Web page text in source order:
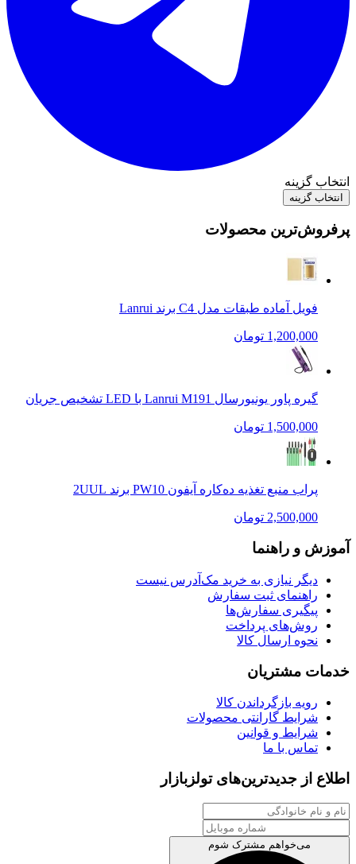
انتخاب گزینه
انتخاب گزینه
پرفروش‌ترین محصولات
فویل آماده طبقات مدل C4 برند Lanrui
1,200,000 تومان
گیره پاور یونیورسال Lanrui M191 با LED تشخیص جریان
1,500,000 تومان
پراب منبع تغذیه ده‌کاره آیفون PW10 برند 2UUL
2,500,000 تومان
آموزش و راهنما
دیگر نیازی به خرید مک‌آدرس نیست
راهنمای ثبت سفارش
پیگیری سفارش‌ها
روش‌های پرداخت
نحوه ارسال کالا
خدمات مشتریان
رویه بازگرداندن کالا
شرایط گارانتی محصولات
شرایط و قوانین
تماس با ما
اطلاع از جدیدترین‌های تولزبازار
می‌خواهم مشترک شوم